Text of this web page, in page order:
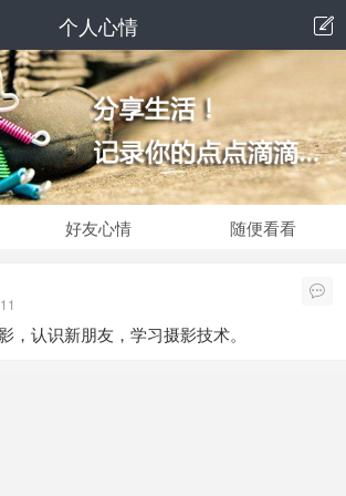
个人心情 
好友心情 随便看看

，认识新朋友，学习摄影技术。